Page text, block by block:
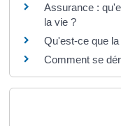
Assurance :
la vie ?
Qu'est-ce que
Comment se